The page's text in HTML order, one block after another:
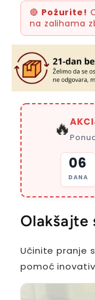
🔴 Požurite!
na zalihama
🔥
06
DANA
Olakšajte
Učinite pranje
pomoć